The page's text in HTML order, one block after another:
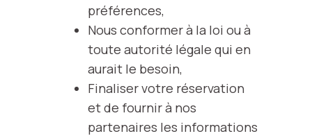
préférences,
Nous conformer à la loi ou à
toute autorité légale qui en
aurait le besoin,
Finaliser votre réservation
et de fournir à nos
partenaires les informations